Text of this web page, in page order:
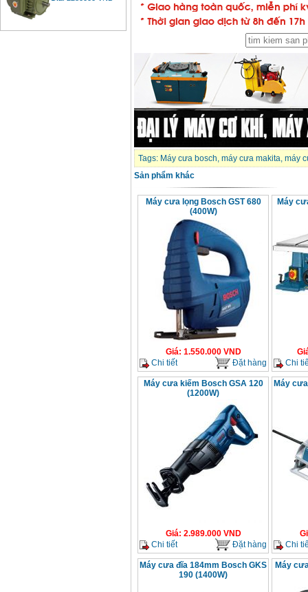
Tags: Máy cưa bosch, máy cưa makita, máy
Sản phẩm khác
Máy cưa lọng Bosch GST 680
(400W)
Giá: 1.550.000VND
Chi tiết
Đặt hàng
Máy
Chi
Máy cưa kiếm Bosch GSA 120
(1200W)
Giá: 2.989.000VND
Chi tiết
Đặt hàng
Máy
Chi
Máy cưa đĩa 184mm Bosch GKS
190 (1400W)
Máy